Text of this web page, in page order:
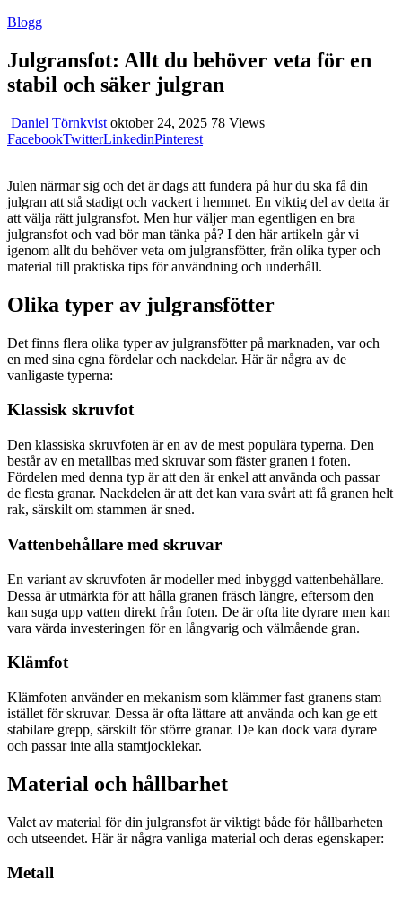
Blogg
Julgransfot: Allt du behöver veta för en
stabil och säker julgran
Daniel Törnkvist oktober 24, 2025 78 Views
FacebookTwitterLinkedinPinterest
Julen närmar sig och det är dags att fundera på hur du ska få din
julgran att stå stadigt och vackert i hemmet. En viktig del av detta är
att välja rätt julgransfot. Men hur väljer man egentligen en bra
julgransfot och vad bör man tänka på? I den här artikeln går vi
igenom allt du behöver veta om julgransfötter, från olika typer och
material till praktiska tips för användning och underhåll.
Olika typer av julgransfötter
Det finns flera olika typer av julgransfötter på marknaden, var och
en med sina egna fördelar och nackdelar. Här är några av de
vanligaste typerna:
Klassisk skruvfot
Den klassiska skruvfoten är en av de mest populära typerna. Den
består av en metallbas med skruvar som fäster granen i foten.
Fördelen med denna typ är att den är enkel att använda och passar
de flesta granar. Nackdelen är att det kan vara svårt att få granen helt
rak, särskilt om stammen är sned.
Vattenbehållare med skruvar
En variant av skruvfoten är modeller med inbyggd vattenbehållare.
Dessa är utmärkta för att hålla granen fräsch längre, eftersom den
kan suga upp vatten direkt från foten. De är ofta lite dyrare men kan
vara värda investeringen för en långvarig och välmående gran.
Klämfot
Klämfoten använder en mekanism som klämmer fast granens stam
istället för skruvar. Dessa är ofta lättare att använda och kan ge ett
stabilare grepp, särskilt för större granar. De kan dock vara dyrare
och passar inte alla stamtjocklekar.
Material och hållbarhet
Valet av material för din julgransfot är viktigt både för hållbarheten
och utseendet. Här är några vanliga material och deras egenskaper:
Metall